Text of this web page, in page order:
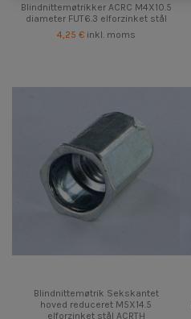
Blindnittemøtrikker ACRC M4X10.5
diameter FUT6.3 elforzinket stål
4,25 € inkl. moms
Blindnittemøtrik Sekskantet
hoved reduceret M5X14.5
elforzinket stål ACRTH